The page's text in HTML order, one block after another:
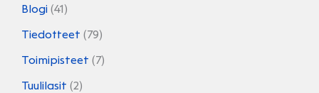
Blogi (41)
Tiedotteet (79)
Toimipisteet (7)
Tuulilasit (2)